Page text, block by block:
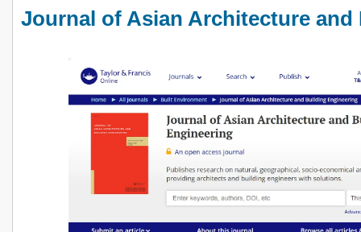
Journal of Asian Architecture